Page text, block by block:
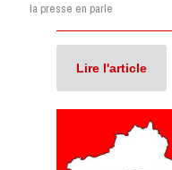
la presse en parle
Lire l'article